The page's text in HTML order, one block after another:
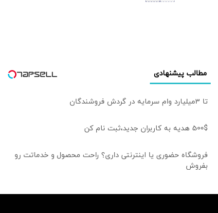
مطالب پیشنهادی
تا 3میلیارد وام سرمایه در گردش فروشندگان
500$ هدیه به کاربران جدید،ثبت نام کن
فروشگاه حضوری یا اینترنتی داری؟ راحت محصول و خدماتت رو
بفروش